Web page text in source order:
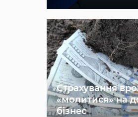
Страхування
«молитися» на
бізнес